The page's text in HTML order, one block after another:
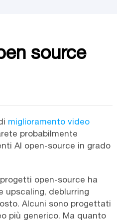
source
miglioramento video
probabilmente
AI open-source in grado
open-source ha
deblurring
Alcuni sono progettati
più generico. Ma quanto